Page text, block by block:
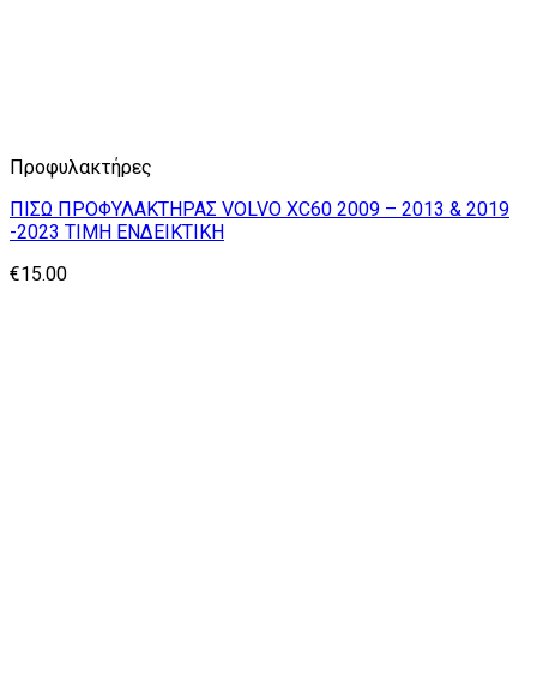
Προφυλακτήρες
ΠΙΣΩ ΠΡΟΦΥΛΑΚΤΗΡΑΣ VOLVO XC60 2009 – 2013 & 2019
-2023 ΤΙΜΗ ΕΝΔΕΙΚΤΙΚΗ
€15.00